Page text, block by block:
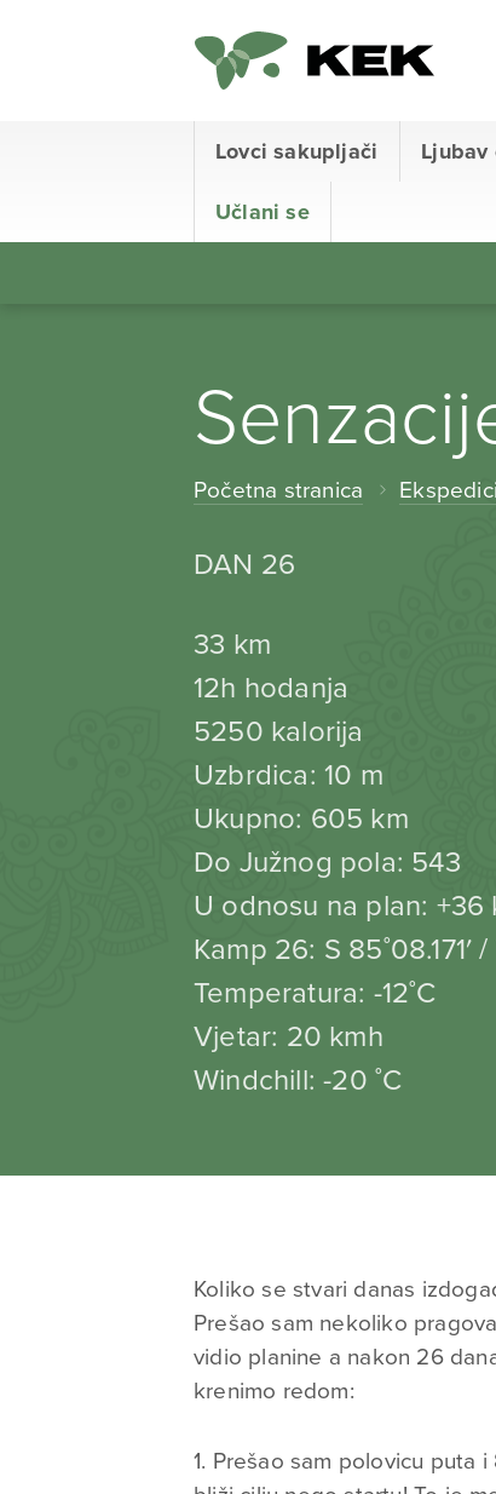
Lovci sakupljači Ljubav
Učlani se
Početna stranica
DAN 26
33 km
12h hodanja
5250 kalorija
Uzbrdica: 10 m
Ukupno: 605 km
Do Južnog pola: 543
U odnosu na plan: +36
Kamp 26: S 85˚08.171′
Temperatura: -12˚C
Vjetar: 20 kmh
Windchill: -20 ˚C
Koliko se stvari danas
Prešao sam nekoliko
vidio planine a nakon 26
krenimo redom:
1. Prešao sam polovicu puta